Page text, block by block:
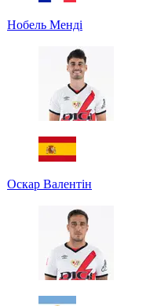
Нобель Менді
Оскар Валентін